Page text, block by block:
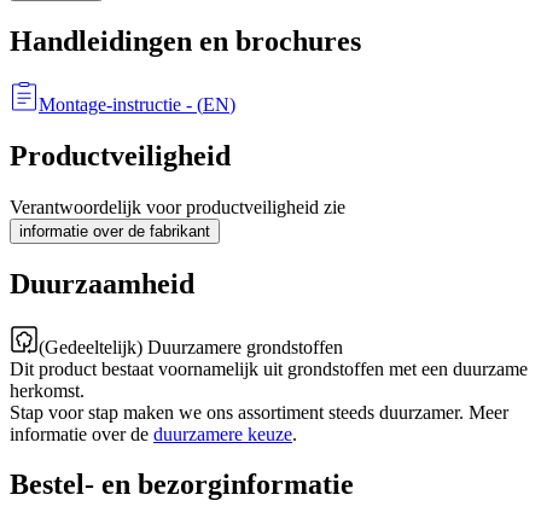
Handleidingen en brochures
Montage-instructie - (EN)
Productveiligheid
Verantwoordelijk voor productveiligheid zie
informatie over de fabrikant
Duurzaamheid
(Gedeeltelijk) Duurzamere grondstoffen
Dit product bestaat voornamelijk uit grondstoffen met een duurzame
herkomst.
Stap voor stap maken we ons assortiment steeds duurzamer. Meer
informatie over de duurzamere keuze.
Bestel- en bezorginformatie